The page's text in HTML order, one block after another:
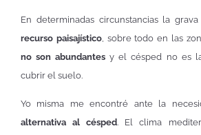
En determinadas circunstancias la
recurso paisajístico, sobre todo en las
no son abundantes y el césped no es
cubrir el suelo.
Yo misma me encontré ante la
alternativa al césped. El clima